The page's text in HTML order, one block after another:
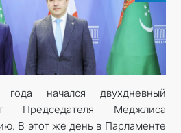
МИД
ДАННЫЕ
начался двухдневный
Председателя Меджлиса
В этот же день в Парламенте